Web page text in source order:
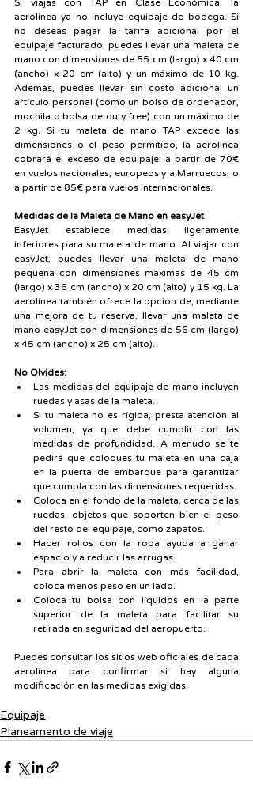
Si viajas con TAP en Clase Económica, la
aerolínea ya no incluye equipaje de bodega. Si
no deseas pagar la tarifa adicional por el
equipaje facturado, puedes llevar una maleta de
mano con dimensiones de 55 cm (largo) x 40 cm
(ancho) x 20 cm (alto) y un máximo de 10 kg.
Además, puedes llevar sin costo adicional un
artículo personal (como un bolso de ordenador,
mochila o bolsa de duty free) con un máximo de
2 kg. Si tu maleta de mano TAP excede las
dimensiones o el peso permitido, la aerolínea
cobrará el exceso de equipaje: a partir de 70€
en vuelos nacionales, europeos y a Marruecos, o
a partir de 85€ para vuelos internacionales.
Medidas de la Maleta de Mano en easyJet
EasyJet establece medidas ligeramente
inferiores para su maleta de mano. Al viajar con
easyJet, puedes llevar una maleta de mano
pequeña con dimensiones máximas de 45 cm
(largo) x 36 cm (ancho) x 20 cm (alto) y 15 kg. La
aerolínea también ofrece la opción de, mediante
una mejora de tu reserva, llevar una maleta de
mano easyJet con dimensiones de 56 cm (largo)
x 45 cm (ancho) x 25 cm (alto).
No Olvides:
Las medidas del equipaje de mano incluyen
ruedas y asas de la maleta.
Si tu maleta no es rígida, presta atención al
volumen, ya que debe cumplir con las
medidas de profundidad. A menudo se te
pedirá que coloques tu maleta en una caja
en la puerta de embarque para garantizar
que cumpla con las dimensiones requeridas.
Coloca en el fondo de la maleta, cerca de las
ruedas, objetos que soporten bien el peso
del resto del equipaje, como zapatos.
Hacer rollos con la ropa ayuda a ganar
espacio y a reducir las arrugas.
Para abrir la maleta con más facilidad,
coloca menos peso en un lado.
Coloca tu bolsa con líquidos en la parte
superior de la maleta para facilitar su
retirada en seguridad del aeropuerto.
Puedes consultar los sitios web oficiales de cada
aerolínea para confirmar si hay alguna
modificación en las medidas exigidas.
Equipaje
Planeamento de viaje